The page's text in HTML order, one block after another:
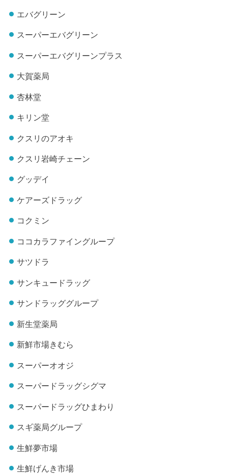
エバグリーン
スーパーエバグリーン
スーパーエバグリーンプラス
大賀薬局
杏林堂
キリン堂
クスリのアオキ
クスリ岩崎チェーン
グッデイ
ケアーズドラッグ
コクミン
ココカラファイングループ
サツドラ
サンキュードラッグ
サンドラッググループ
新生堂薬局
新鮮市場きむら
スーパーオオジ
スーパードラッグシグマ
スーパードラッグひまわり
スギ薬局グループ
生鮮夢市場
生鮮げんき市場